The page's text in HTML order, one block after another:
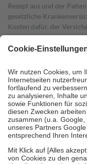
Rezept aus und der
gesetzliche
Kosten dafür, der
mit.
Grundsätzlich leisten
höchstens zehn Euro.
Es
Kosten der Leistung zu
Diese Regeln gelten
Bei Heilmitteln und
Zuzahlung zehn Prozent
Verordnung.
Um das Engagement der
stärken und die
fallenkeine Zuzahlungen
• Kindern und